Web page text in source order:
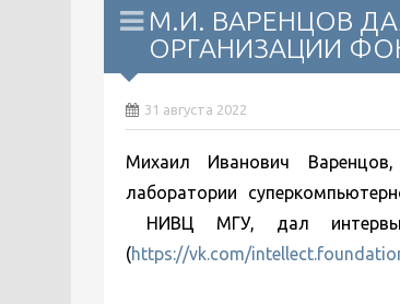
М.И. ВАРЕНЦОВ
ОРГАНИЗАЦИИ
31 августа 2022
Михаил Иванович
лаборатории
НИВЦ МГУ, дал интервью
(https://vk.com/